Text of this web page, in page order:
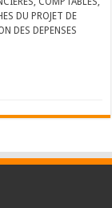
DU PROJET DE
DES DEPENSES